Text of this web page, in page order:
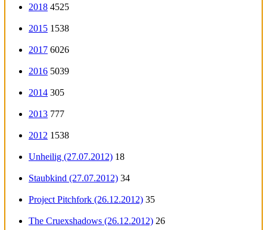
2018 4525
2015 1538
2017 6026
2016 5039
2014 305
2013 777
2012 1538
Unheilig (27.07.2012) 18
Staubkind (27.07.2012) 34
Project Pitchfork (26.12.2012) 35
The Cruexshadows (26.12.2012) 26